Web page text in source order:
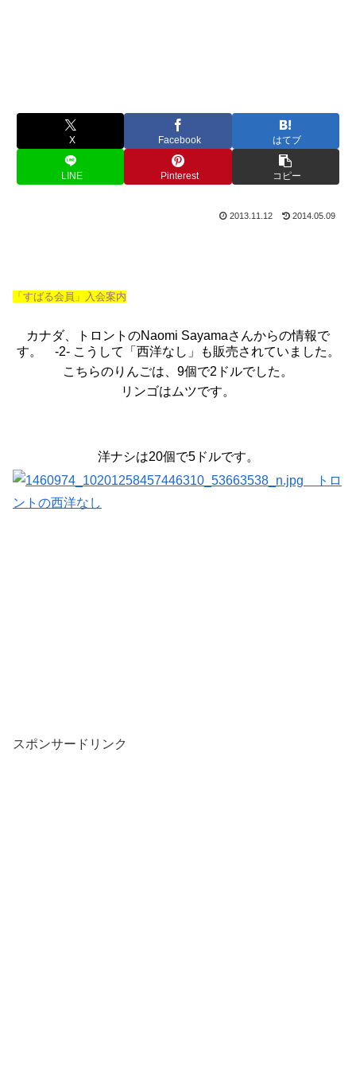
X Facebook はてブ
LINE Pinterest コピー
2013.11.12 2014.05.09
「すばる会員」入会案内
カナダ、トロントのNaomi Sayamaさんからの情報で
す。 -2- こうして「西洋なし」も販売されていました。
こちらのりんごは、9個で2ドルでした。
リンゴはムツです。
洋ナシは20個で5ドルです。
スポンサードリンク